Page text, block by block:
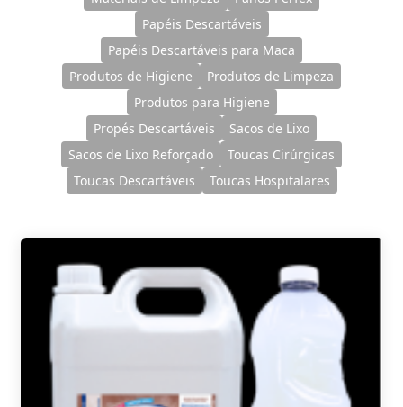
Papéis Descartáveis
Papéis Descartáveis para Maca
Produtos de Higiene
Produtos de Limpeza
Produtos para Higiene
Propés Descartáveis
Sacos de Lixo
Sacos de Lixo Reforçado
Toucas Cirúrgicas
Toucas Descartáveis
Toucas Hospitalares